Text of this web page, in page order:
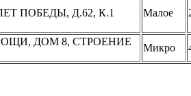
ПОБЕДЫ, Д.62, К.1 Малое
ДОМ 8, СТРОЕНИЕ
Микро